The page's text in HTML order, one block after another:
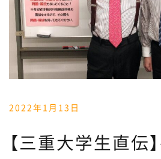
2022年1月13日
【三重大学生直伝